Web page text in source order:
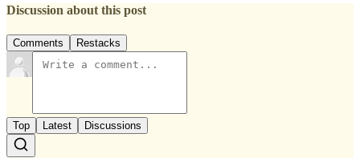
Discussion about this post
Comments Restacks
Top Latest Discussions